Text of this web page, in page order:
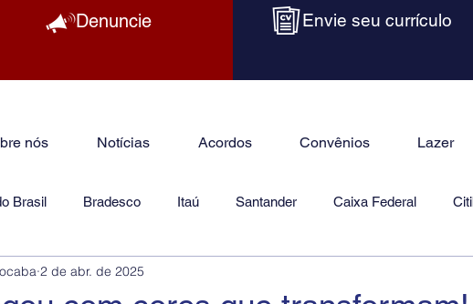
Denuncie Envie seu currículo
nós Notícias Acordos Convênios Lazer
Brasil Bradesco Itaú Santander Caixa Federal
Jurídico
2 de abr. de 2025